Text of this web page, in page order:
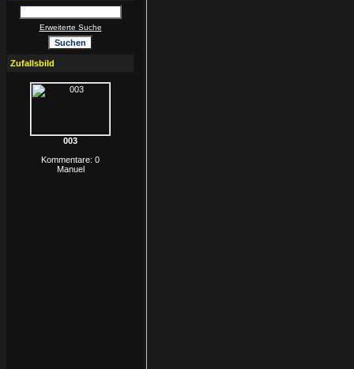
Erweiterte Suche
Zufallsbild
003
Kommentare: 0
Manuel